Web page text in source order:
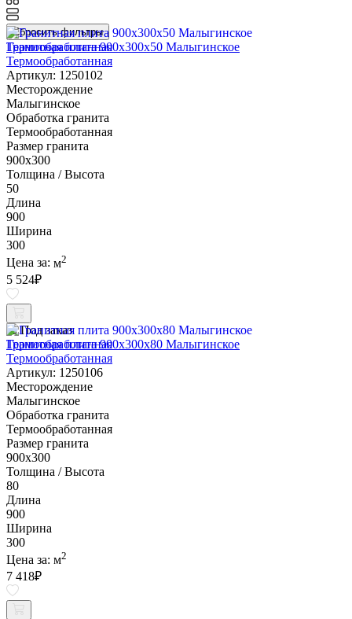
Сбросить фильтры
Гранитная плита 900х300x50 Малыгинское
Термообработанная
Артикул: 1250102
Месторождение
Малыгинское
Обработка гранита
Термообработанная
Размер гранита
900х300
Толщина / Высота
50
Длина
900
Ширина
300
Цена за: м2
5 524₽
Под заказ
Гранитная плита 900х300x80 Малыгинское
Термообработанная
Артикул: 1250106
Месторождение
Малыгинское
Обработка гранита
Термообработанная
Размер гранита
900х300
Толщина / Высота
80
Длина
900
Ширина
300
Цена за: м2
7 418₽